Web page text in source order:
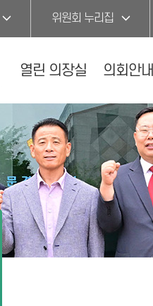
위원회 누리집
열린 의장실 의회안내